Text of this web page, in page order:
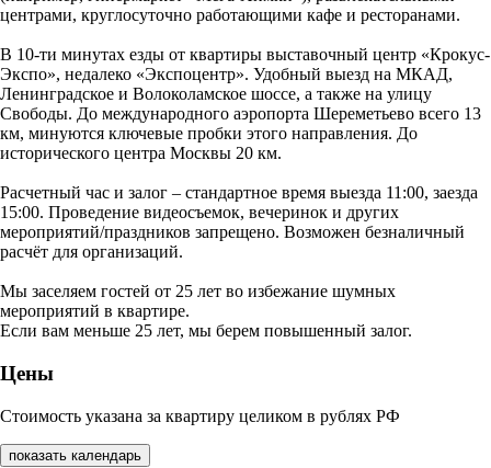
центрами, круглосуточно работающими кафе и ресторанами.
В 10-ти минутах езды от квартиры выставочный центр «Крокус-
Экспо», недалеко «Экспоцентр». Удобный выезд на МКАД,
Ленинградское и Волоколамское шоссе, а также на улицу
Свободы. До международного аэропорта Шереметьево всего 13
км, минуются ключевые пробки этого направления. До
исторического центра Москвы 20 км.
Расчетный час и залог – стандартное время выезда 11:00, заезда
15:00. Проведение видеосъемок, вечеринок и других
мероприятий/праздников запрещено. Возможен безналичный
расчёт для организаций.
Мы заселяем гостей от 25 лет во избежание шумных
мероприятий в квартире.
Если вам меньше 25 лет, мы берем повышенный залог.
Цены
Стоимость указана за квартиру целиком в рублях РФ
показать календарь